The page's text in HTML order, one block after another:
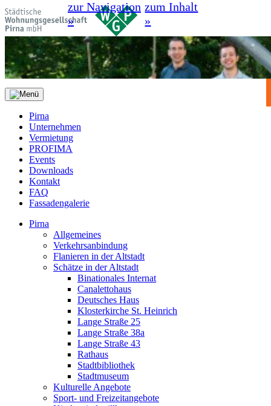
zur Navigation
»
zum Inhalt
»
Pirna
Unternehmen
Vermietung
PROFIMA
Events
Downloads
Kontakt
FAQ
Fassadengalerie
Pirna
Allgemeines
Verkehrsanbindung
Flanieren in der Altstadt
Schätze in der Altstadt
Binationales Internat
Canalettohaus
Deutsches Haus
Klosterkirche St. Heinrich
Lange Straße 25
Lange Straße 38a
Lange Straße 43
Rathaus
Stadtbibliothek
Stadtmuseum
Kulturelle Angebote
Sport- und Freizeitangebote